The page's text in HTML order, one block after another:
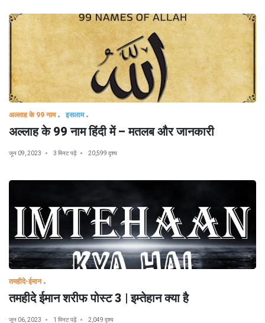
अल्लाह के 99 नाम इसलाम
अल्लाह के 99 नाम हिंदी में – मतलब और जानकारी
जून 09, 2023 3 मिनट पढ़ें 20,599 दृश्य
तमहीदे-ईमान
तमहीदे ईमान शरीफ पोस्ट 3 | इम्तेहान क्या है
जून 06, 2023 1 मिनट पढ़ें 2,049 दृश्य